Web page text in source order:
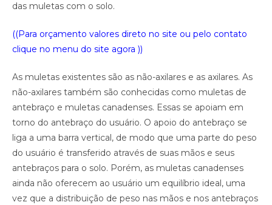
das muletas com o solo.
((Para orçamento valores direto no site ou pelo contato
clique no menu do site agora ))
As muletas existentes são as não-axilares e as axilares. As
não-axilares também são conhecidas como muletas de
antebraço e muletas canadenses. Essas se apoiam em
torno do antebraço do usuário. O apoio do antebraço se
liga a uma barra vertical, de modo que uma parte do peso
do usuário é transferido através de suas mãos e seus
antebraços para o solo. Porém, as muletas canadenses
ainda não oferecem ao usuário um equilíbrio ideal, uma
vez que a distribuição de peso nas mãos e nos antebraços